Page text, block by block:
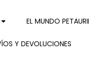
EL MUNDO
Y DEVOLUCIONES